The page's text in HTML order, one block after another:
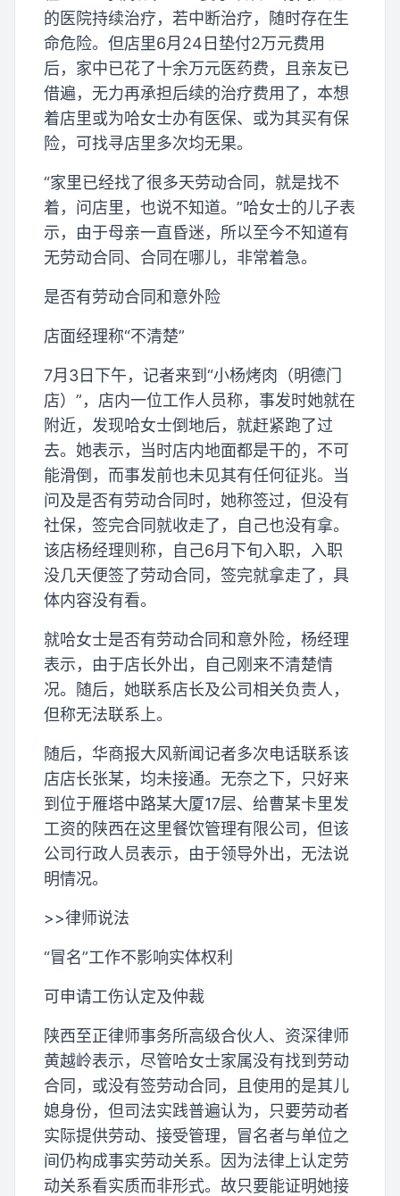
的医院持续治疗，若中断治疗，随时存在生
命危险。但店里6月24日垫付2万元费用
后，家中已花了十余万元医药费，且亲友已
借遍，无力再承担后续的治疗费用了，本想
着店里或为哈女士办有医保、或为其买有保
险，可找寻店里多次均无果。
“家里已经找了很多天劳动合同，就是找不
着，问店里，也说不知道。”哈女士的儿子表
示，由于母亲一直昏迷，所以至今不知道有
无劳动合同、合同在哪儿，非常着急。
是否有劳动合同和意外险
店面经理称“不清楚”
7月3日下午，记者来到“小杨烤肉（明德门
店）”，店内一位工作人员称，事发时她就在
附近，发现哈女士倒地后，就赶紧跑了过
去。她表示，当时店内地面都是干的，不可
能滑倒，而事发前也未见其有任何征兆。当
问及是否有劳动合同时，她称签过，但没有
社保，签完合同就收走了，自己也没有拿。
该店杨经理则称，自己6月下旬入职，入职
没几天便签了劳动合同，签完就拿走了，具
体内容没有看。
就哈女士是否有劳动合同和意外险，杨经理
表示，由于店长外出，自己刚来不清楚情
况。随后，她联系店长及公司相关负责人，
但称无法联系上。
随后，华商报大风新闻记者多次电话联系该
店店长张某，均未接通。无奈之下，只好来
到位于雁塔中路某大厦17层、给曹某卡里发
工资的陕西在这里餐饮管理有限公司，但该
公司行政人员表示，由于领导外出，无法说
明情况。
>>律师说法
“冒名”工作不影响实体权利
可申请工伤认定及仲裁
陕西至正律师事务所高级合伙人、资深律师
黄越岭表示，尽管哈女士家属没有找到劳动
合同，或没有签劳动合同，且使用的是其儿
媳身份，但司法实践普遍认为，只要劳动者
实际提供劳动、接受管理，冒名者与单位之
间仍构成事实劳动关系。因为法律上认定劳
动关系看实质而非形式。故只要能证明她接